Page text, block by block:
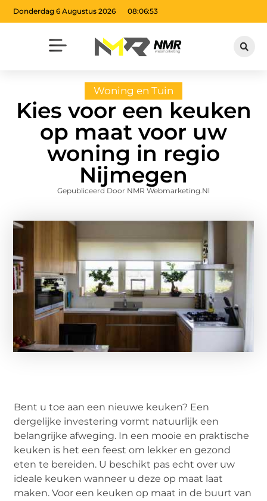
Donderdag 6 Augustus 2026 08:06:54
Woning en Tuin
Kies voor een keuken
op maat voor uw
woning in regio
Nijmegen
Gepubliceerd Door NMR Webmarketing.nl
Bent u toe aan een nieuwe keuken? Een
dergelijke investering vormt natuurlijk een
belangrijke afweging. In een mooie en praktische
keuken is het een feest om lekker en gezond
eten te bereiden. U beschikt pas echt over uw
ideale keuken wanneer u deze op maat laat
maken. Voor een keuken op maat in de buurt van